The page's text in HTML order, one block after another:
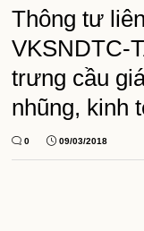
Thông tư
VKSNDTC-
trưng cầu
nhũng, kinh
0 09/03/2018